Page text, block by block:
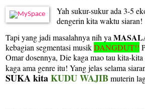
Yah sukur-sukur ada 3-5
dengerin kita waktu siaran!
Tapi yang jadi masalahnya nih ya
kebagian segmentasi musikDANGDUT!!
Omar dosennya, Die kaga mao tau kita-kita
kaga ama genre itu! Yang jelas selama
SUKA kitaKUDU WAJIB muterin